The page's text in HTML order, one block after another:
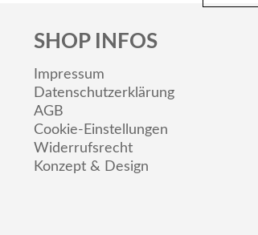
SHOP INFOS
Impressum
Datenschutzerklärung
AGB
Cookie-Einstellungen
Widerrufsrecht
Konzept & Design